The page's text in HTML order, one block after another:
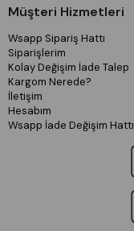
Müşteri Hizmetleri
Wsapp Sipariş Hattı
Siparişlerim
Kolay Değişim İade Talep
Kargom Nerede?
İletişim
Hesabım
Wsapp İade Değişim Hattı